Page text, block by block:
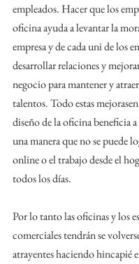
empleados. Hacer que los
oficina ayuda a levantar la
empresa y de cada uni de los
desarrollar relaciones y
negocio para mantener y
talentos. Todo estas
diseño de la oficina beneficia a
una manera que no se puede
online o el trabajo desde el
todos los días.
Por lo tanto las oficinas y los
comerciales tendrán se
atrayentes haciendo hincapié